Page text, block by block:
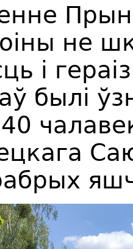
не
і
былі